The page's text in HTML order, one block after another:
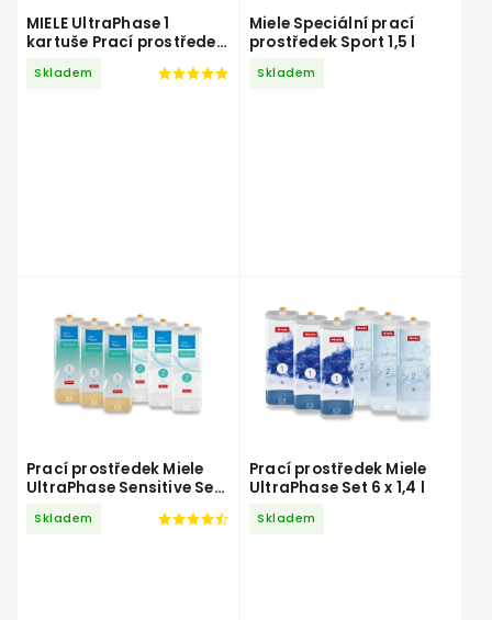
MIELE UltraPhase 1
kartuše Prací prostředek
Skladem
Miele Speciální prací
prostředek Sport 1,5 l
Skladem
Prací prostředek Miele
UltraPhase Sensitive Set
Skladem
Prací prostředek Miele
UltraPhase Set 6 x 1,4 l
Skladem